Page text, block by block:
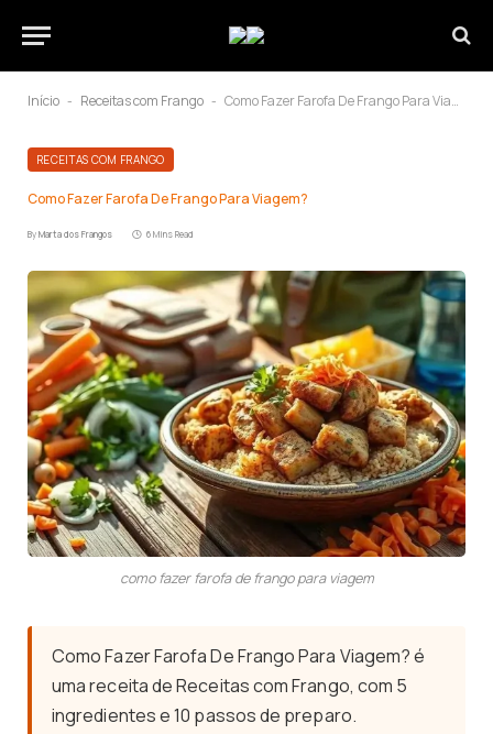
Início - Receitas com Frango - Como Fazer Farofa De Frango Para Viagem?
RECEITAS COM FRANGO
Como Fazer Farofa De Frango Para Viagem?
ByMarta dos Frangos 6 Mins Read
como fazer farofa de frango para viagem
Como Fazer Farofa De Frango Para Viagem? é
uma receita de Receitas com Frango, com 5
ingredientes e 10 passos de preparo.